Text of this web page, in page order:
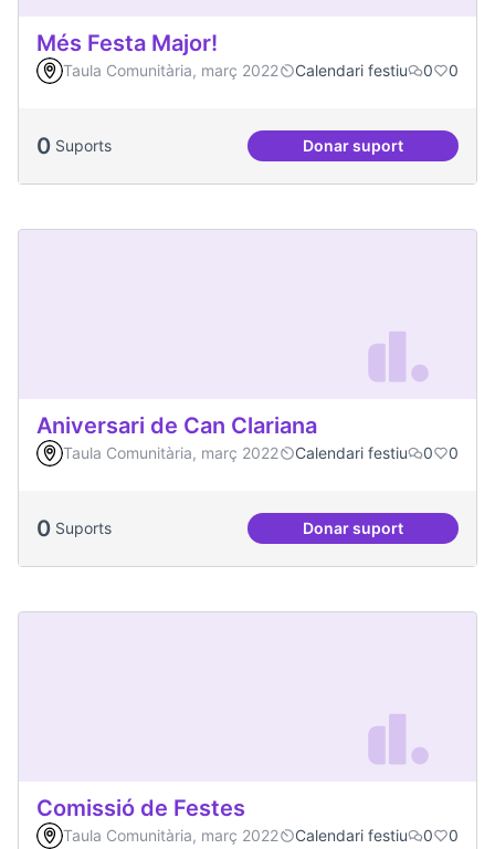
Més Festa Major!
Taula Comunitària, març 2022 Calendari festiu 0 0
0 Suports Donar suportMés Festa Major!
Aniversari de Can Clariana
Taula Comunitària, març 2022 Calendari festiu 0 0
0 Suports Donar suportAniversari de Can
Comissió de Festes
Taula Comunitària, març 2022 Calendari festiu 0 0